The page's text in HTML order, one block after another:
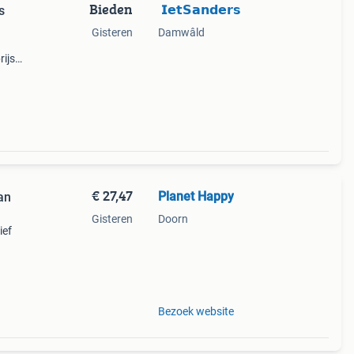
Bieden
Gisteren
︎ 𝗜𝗲𝘁𝗦𝗮𝗻𝗱𝗲𝗿𝘀 ︎
Damwâld
€ 27,47
Gisteren
Planet Happy
Doorn
Bezoek website